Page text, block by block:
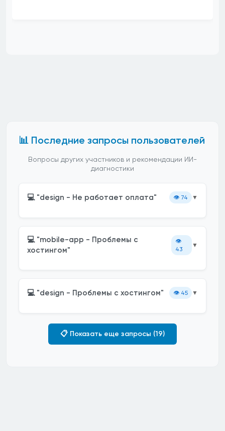
📊 Последние запросы пользователей
Вопросы других участников и рекомендации ИИ-
диагностики
💻 "design - Не работает оплата" 👁️ 74 ▼
💻 "mobile-app - Проблемы с
хостингом"
👁️
43
▼
💻 "design - Проблемы с хостингом" 👁️ 45 ▼
📋 Показать еще запросы (19)